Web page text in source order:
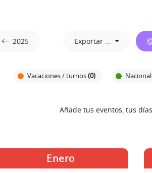
Enero
Añade tus eventos, tus
2025 Exportar ...
Vacaciones / turnos(0)